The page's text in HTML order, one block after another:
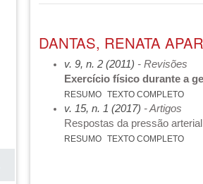
DANTAS, RENATA
v. 9, n. 2 (2011) - Revisões
Exercício físico durante a
RESUMO TEXTO COMPLETO
v. 15, n. 1 (2017) - Artigos
Respostas da pressão
RESUMO TEXTO COMPLETO